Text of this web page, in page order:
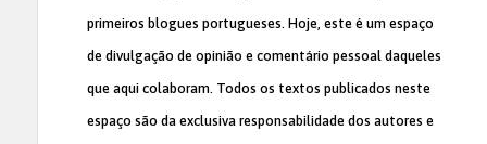
primeiros blogues portugueses. Hoje, este é um espaço
de divulgação de opinião e comentário pessoal daqueles
que aqui colaboram. Todos os textos publicados neste
espaço são da exclusiva responsabilidade dos autores e